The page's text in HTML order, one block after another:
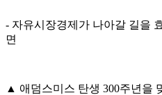
- 자유시장경제가 나아갈 길을
면
▲ 애덤스미스 탄생 300주년을